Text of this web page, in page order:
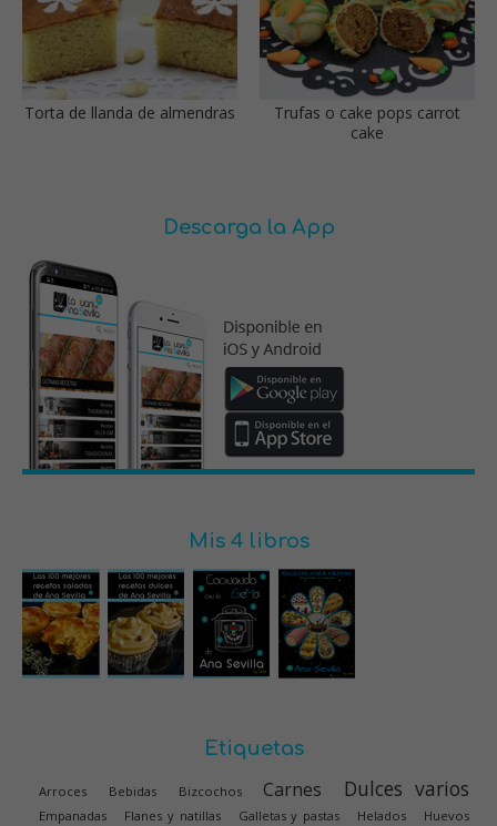
Torta de llanda de almendras
Trufas o cake pops carrot
cake
Descarga la App
Mis 4 libros
Etiquetas
Arroces Bebidas Bizcochos Carnes Dulces varios
Empanadas Flanes y natillas Galletas y pastas Helados Huevos